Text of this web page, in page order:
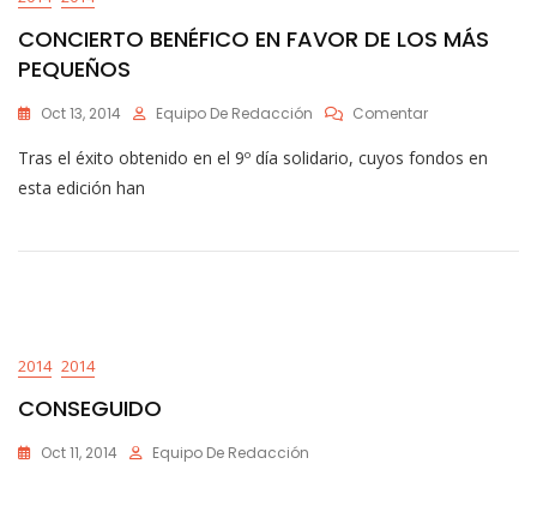
CONCIERTO BENÉFICO EN FAVOR DE LOS MÁS
PEQUEÑOS
Oct 13, 2014 Equipo De Redacción ComentarEn
BENÉFICO
LOS
Tras el éxito obtenido en el 9º día solidario, cuyos fondos en
esta edición han
2014 2014
CONSEGUIDO
Oct 11, 2014 Equipo De Redacción